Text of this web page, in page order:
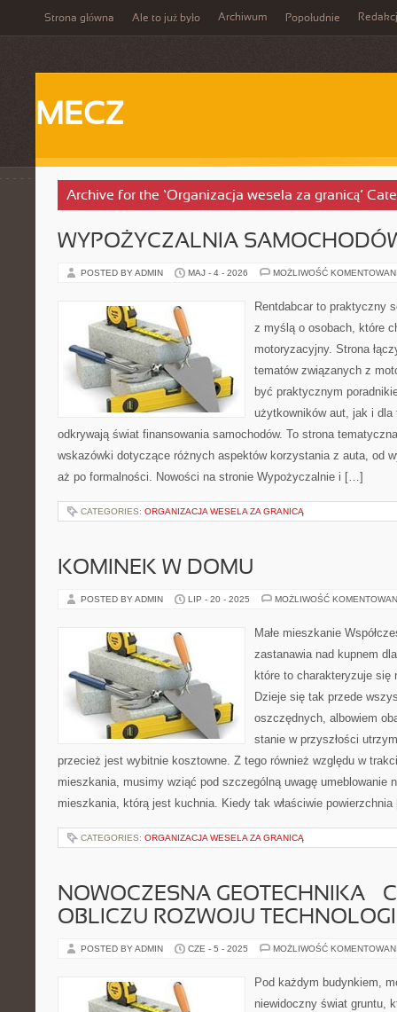
Strona główna Ale to już było Archiwum Popołudnie
MECZ
Archive for the ‘Organizacja wesela za granicą’
WYPOŻYCZALNIA
POSTED BY ADMIN MAJ - 4 - 2026 MOŻLIWOŚĆ
Rentdabcar to praktyczny
z myślą o osobach, które
motoryzacyjny. Strona
tematów związanych z
być praktycznym
użytkowników aut, jak i
odkrywają świat finansowania samochodów. To strona
wskazówki dotyczące różnych aspektów korzystania z auta, od
aż po formalności. Nowości na stronie Wypożyczalnie i […]
CATEGORIES: ORGANIZACJA WESELA ZA GRANICĄ
KOMINEK W DOMU
POSTED BY ADMIN LIP - 20 - 2025 MOŻLIWOŚĆ
Małe mieszkanie
zastanawia nad kupnem
które to charakteryzuje się
Dzieje się tak przede
oszczędnych, albowiem
stanie w przyszłości
przecież jest wybitnie kosztowne. Z tego również względu w
mieszkania, musimy wziąć pod szczególną uwagę umeblowanie
mieszkania, którą jest kuchnia. Kiedy tak właściwie
CATEGORIES: ORGANIZACJA WESELA ZA GRANICĄ
NOWOCZESNA GEOTECHNIKA –
OBLICZU ROZWOJU
POSTED BY ADMIN CZE - 5 - 2025 MOŻLIWOŚĆ
Pod każdym budynkiem,
niewidoczny świat gruntu,